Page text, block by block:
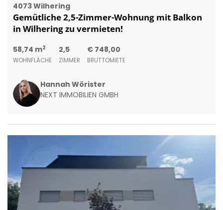
4073 Wilhering
Gemütliche 2,5-Zimmer-Wohnung mit Balkon
in Wilhering zu vermieten!
58,74 m2
WOHNFLÄCHE
2,5
ZIMMER
€ 748,00
BRUTTOMIETE
Hannah Wörister
NEXT IMMOBILIEN GMBH